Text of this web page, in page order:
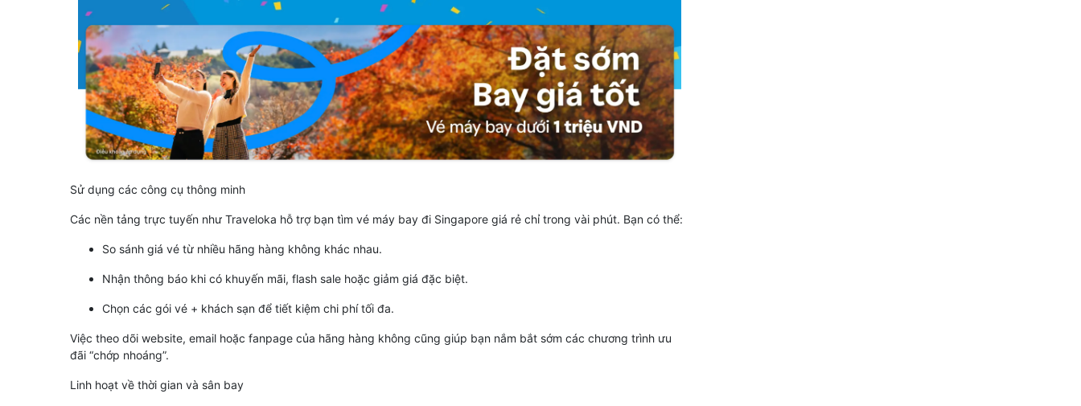
Sử dụng các công cụ thông minh
Các nền tảng trực tuyến như Traveloka hỗ trợ bạn tìm vé máy bay đi Singapore giá rẻ chỉ trong vài phút. Bạn có thể:
So sánh giá vé từ nhiều hãng hàng không khác nhau.
Nhận thông báo khi có khuyến mãi, flash sale hoặc giảm giá đặc biệt.
Chọn các gói vé + khách sạn để tiết kiệm chi phí tối đa.
Việc theo dõi website, email hoặc fanpage của hãng hàng không cũng giúp bạn nắm bắt sớm các chương trình ưu
đãi “chớp nhoáng”.
Linh hoạt về thời gian và sân bay